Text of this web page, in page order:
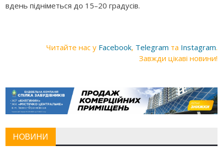
вдень підніметься до 15–20 градусів.
Читайте нас у Facebook, Telegram та Instagram.
Завжди цікаві новини!
НОВИНИ